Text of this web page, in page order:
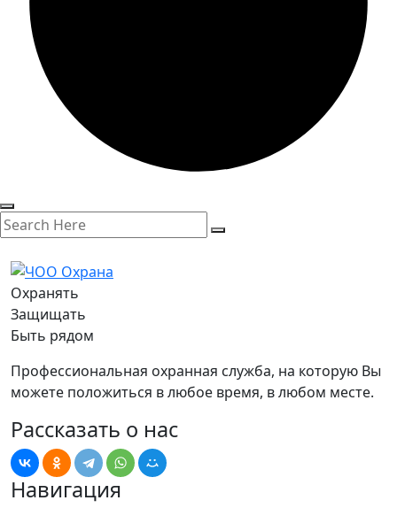
Охранять
Защищать
Быть рядом
Профессиональная охранная служба, на которую Вы
можете положиться в любое время, в любом месте.
Рассказать о нас
Навигация